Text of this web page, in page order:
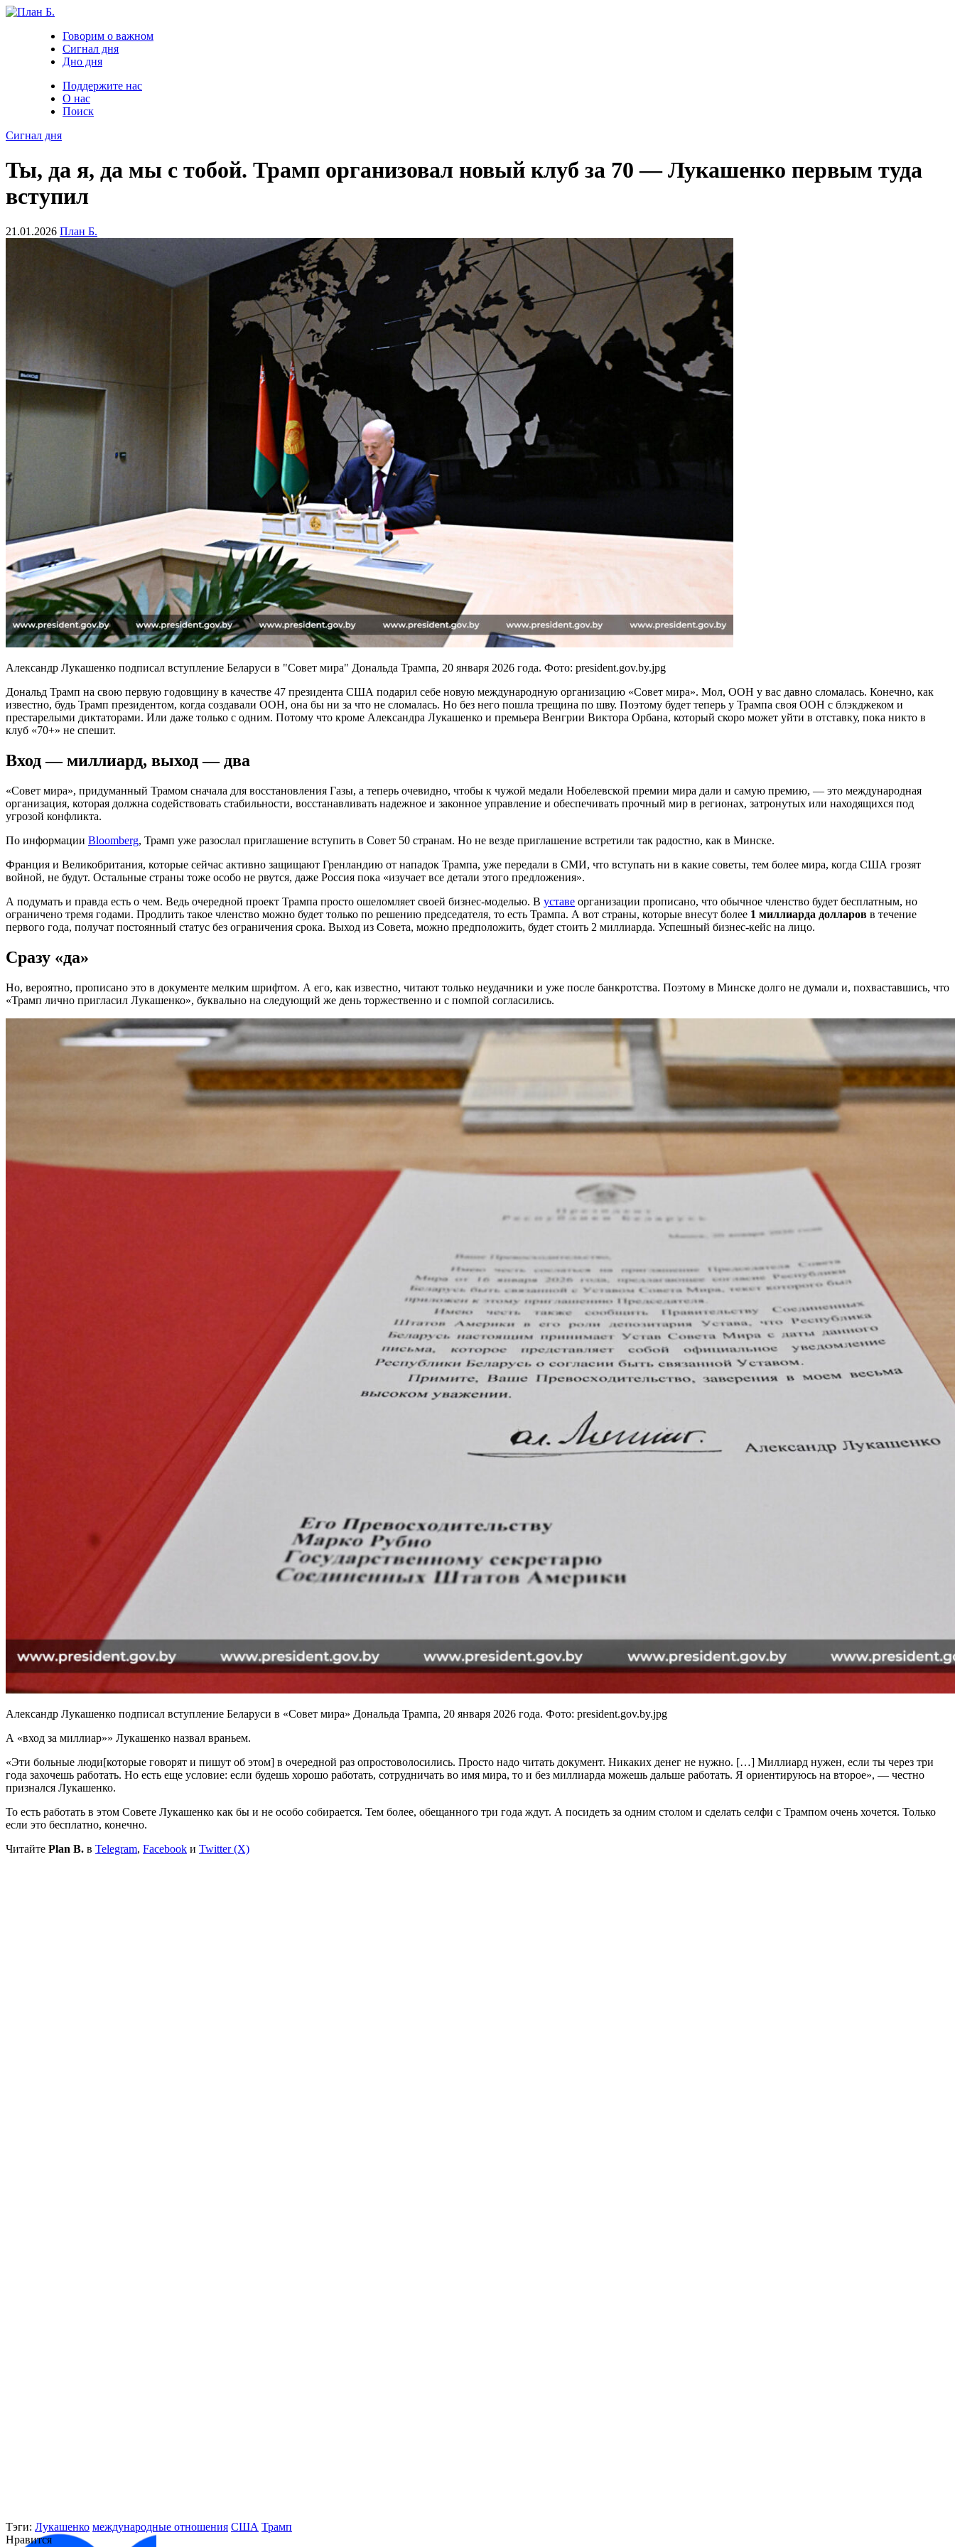
Говорим о важном
Сигнал дня
Дно дня
Поддержите нас
О нас
Поиск
Сигнал дня
Ты, да я, да мы с тобой. Трамп организовал новый клуб за 70 — Лукашенко первым туда
вступил
21.01.2026 План Б.
Александр Лукашенко подписал вступление Беларуси в "Совет мира" Дональда Трампа, 20 января 2026 года. Фото: president.gov.by.jpg
Дональд Трамп на свою первую годовщину в качестве 47 президента США подарил себе новую международную организацию «Совет мира». Мол, ООН у вас давно сломалась. Конечно, как
известно, будь Трамп президентом, когда создавали ООН, она бы ни за что не сломалась. Но без него пошла трещина по шву. Поэтому будет теперь у Трампа своя ООН с блэкджеком и
престарелыми диктаторами. Или даже только с одним. Потому что кроме Александра Лукашенко и премьера Венгрии Виктора Орбана, который скоро может уйти в отставку, пока никто в
клуб «70+» не спешит.
Вход — миллиард, выход — два
«Совет мира», придуманный Трамом сначала для восстановления Газы, а теперь очевидно, чтобы к чужой медали Нобелевской премии мира дали и самую премию, — это международная
организация, которая должна содействовать стабильности, восстанавливать надежное и законное управление и обеспечивать прочный мир в регионах, затронутых или находящихся под
угрозой конфликта.
По информации Bloomberg, Трамп уже разослал приглашение вступить в Совет 50 странам. Но не везде приглашение встретили так радостно, как в Минске.
Франция и Великобритания, которые сейчас активно защищают Гренландию от нападок Трампа, уже передали в СМИ, что вступать ни в какие советы, тем более мира, когда США грозят
войной, не будут. Остальные страны тоже особо не рвутся, даже Россия пока «изучает все детали этого предложения».
А подумать и правда есть о чем. Ведь очередной проект Трампа просто ошеломляет своей бизнес-моделью. В уставе организации прописано, что обычное членство будет бесплатным, но
ограничено тремя годами. Продлить такое членство можно будет только по решению председателя, то есть Трампа. А вот страны, которые внесут более 1 миллиарда долларов в течение
первого года, получат постоянный статус без ограничения срока. Выход из Совета, можно предположить, будет стоить 2 миллиарда. Успешный бизнес-кейс на лицо.
Сразу «да»
Но, вероятно, прописано это в документе мелким шрифтом. А его, как известно, читают только неудачники и уже после банкротства. Поэтому в Минске долго не думали и, похваставшись, что
«Трамп лично пригласил Лукашенко», буквально на следующий же день торжественно и с помпой согласились.
Александр Лукашенко подписал вступление Беларуси в «Совет мира» Дональда Трампа, 20 января 2026 года. Фото: president.gov.by.jpg
А «вход за миллиар»» Лукашенко назвал враньем.
«Эти больные люди[которые говорят и пишут об этом] в очередной раз опростоволосились. Просто надо читать документ. Никаких денег не нужно. […] Миллиард нужен, если ты через три
года захочешь работать. Но есть еще условие: если будешь хорошо работать, сотрудничать во имя мира, то и без миллиарда можешь дальше работать. Я ориентируюсь на второе», — честно
признался Лукашенко.
То есть работать в этом Совете Лукашенко как бы и не особо собирается. Тем более, обещанного три года ждут. А посидеть за одним столом и сделать селфи с Трампом очень хочется. Только
если это бесплатно, конечно.
Читайте Plan B. в Telegram, Facebook и Twitter (X)
Тэги: Лукашенко международные отношения США Трамп
Нравится